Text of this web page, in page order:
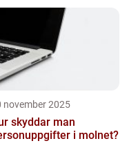
november 2025
skyddar man
i molnet?